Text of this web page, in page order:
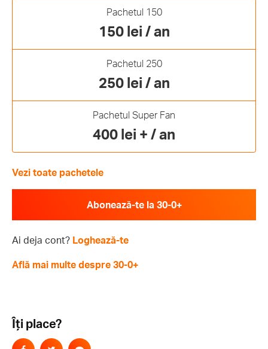
Pachetul 150
150 lei / an
Pachetul 250
250 lei / an
Pachetul Super Fan
400 lei + / an
Vezi toate pachetele
Abonează-te la 30-0+
Ai deja cont? Loghează-te
Află mai multe despre 30-0+
Îți place?